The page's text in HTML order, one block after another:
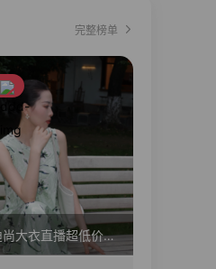
完整榜单
迪尚大衣直播超低价等你来抢！